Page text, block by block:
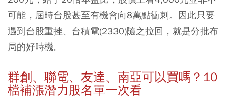
可能，屆時台股甚至有機會向8萬點衝刺。因此只要
遇到台股重挫、台積電(2330)隨之拉回，就是分批布
局的好時機。
群創、聯電、友達、南亞可以買嗎？10
檔補漲潛力股名單一次看